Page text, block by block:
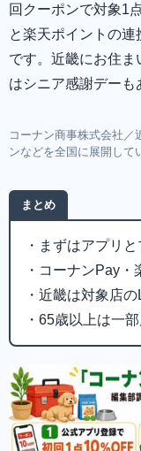
回クーポンで対象1
と楽天ポイントの
です。近畿にお住
はシニア感謝デーも
コーナン商事株式会社／
ンなどを全国に展開して
まとめ
・まずはアプリ
・コーナンPay
・近畿は対象店
・65歳以上は一